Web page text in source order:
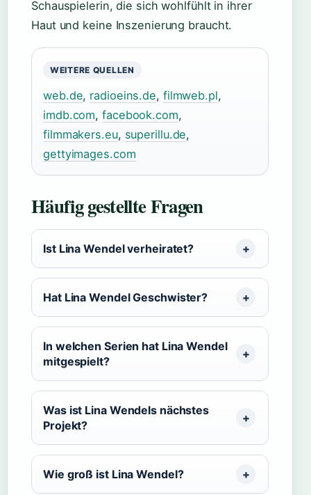
Schauspielerin, die sich wohlfühlt in ihrer
Haut und keine Inszenierung braucht.
WEITERE QUELLEN
web.de, radioeins.de, filmweb.pl,
imdb.com,facebook.com,
filmmakers.eu, superillu.de,
gettyimages.com
Häufig gestellte Fragen
Ist Lina Wendel verheiratet?
Hat Lina Wendel Geschwister?
In welchen Serien hat Lina Wendel
mitgespielt?
Was ist Lina Wendels nächstes
Projekt?
Wie groß ist Lina Wendel?